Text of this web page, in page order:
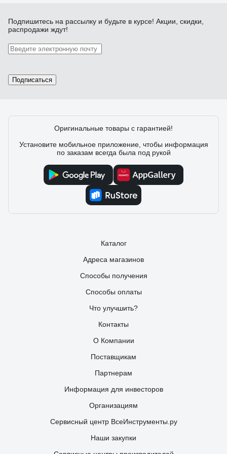
Подпишитесь на рассылку и будьте в курсе! Акции, скидки,
распродажи ждут!
Подписаться
Оригинальные товары с гарантией!
Установите мобильное приложение, чтобы информация
по заказам всегда была под рукой
Каталог
Адреса магазинов
Способы получения
Способы оплаты
Что улучшить?
Контакты
О Компании
Поставщикам
Партнерам
Информация для инвесторов
Организациям
Сервисный центр ВсеИнструменты.ру
Наши закупки